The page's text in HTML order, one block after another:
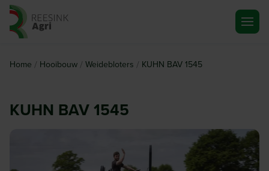
Home / Hooibouw / Weidebloters / KUHN BAV 1545
KUHN BAV 1545